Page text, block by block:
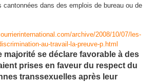
cantonnées dans des emplois de bureau ou de
archive/2008/10/07/les-
au-travail-la-preuve-p.html
majorité se déclare favorable à des
prises en faveur du respect du
transsexuelles après leur